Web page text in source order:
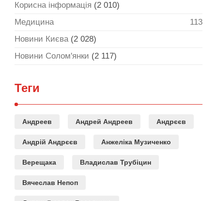
Корисна інформація (2 010)
Медицина
113
Новини Києва(2 028)
Новини Солом'янки (2 117)
Теги
Андреев Андрей Андреев Андрєєв
Андрій Андрєєв Анжеліка Музиченко
Верещака Владислав Трубіцин
Вячеслав Непоп